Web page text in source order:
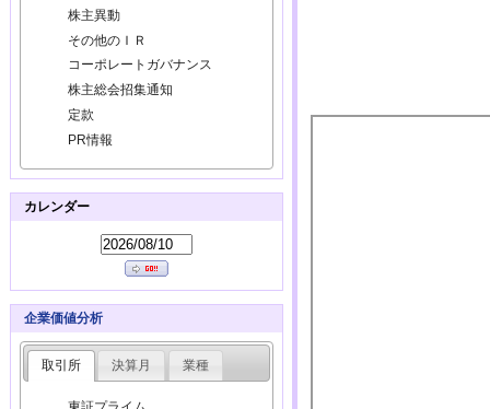
株主異動
その他のＩＲ
コーポレートガバナンス
株主総会招集通知
定款
PR情報
カレンダー
企業価値分析
取引所 決算月 業種